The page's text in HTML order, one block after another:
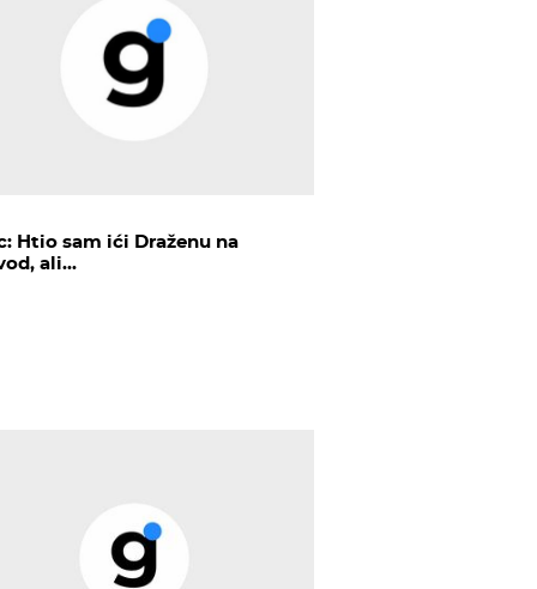
Htio sam ići Draženu na
ali...